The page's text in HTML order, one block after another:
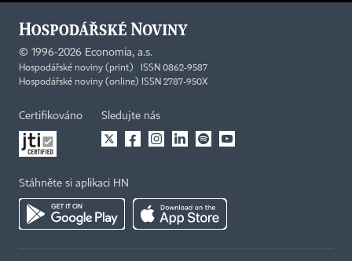
© 1996-2026 Economia, a.s.
Hospodářské noviny (print) ISSN 0862-9587
Hospodářské noviny (online) ISSN 2787-950X
Certifikováno Sledujte nás
Stáhněte si aplikaci HN